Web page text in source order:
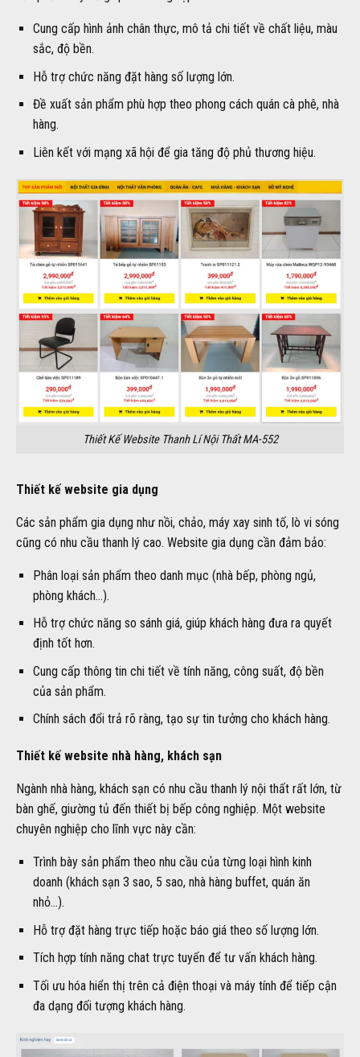
Cung cấp hình ảnh chân thực, mô tả chi tiết về chất liệu, màu
sắc, độ bền.
Hỗ trợ chức năng đặt hàng số lượng lớn.
Đề xuất sản phẩm phù hợp theo phong cách quán cà phê, nhà
hàng.
Liên kết với mạng xã hội để gia tăng độ phủ thương hiệu.
Thiết Kế Website Thanh Lí Nội Thất MA-552
Thiết kế website gia dụng
Các sản phẩm gia dụng như nồi, chảo, máy xay sinh tố, lò vi sóng
cũng có nhu cầu thanh lý cao. Website gia dụng cần đảm bảo:
Phân loại sản phẩm theo danh mục (nhà bếp, phòng ngủ,
phòng khách…).
Hỗ trợ chức năng so sánh giá, giúp khách hàng đưa ra quyết
định tốt hơn.
Cung cấp thông tin chi tiết về tính năng, công suất, độ bền
của sản phẩm.
Chính sách đổi trả rõ ràng, tạo sự tin tưởng cho khách hàng.
Thiết kế website nhà hàng, khách sạn
Ngành nhà hàng, khách sạn có nhu cầu thanh lý nội thất rất lớn, từ
bàn ghế, giường tủ đến thiết bị bếp công nghiệp. Một website
chuyên nghiệp cho lĩnh vực này cần:
Trình bày sản phẩm theo nhu cầu của từng loại hình kinh
doanh (khách sạn 3 sao, 5 sao, nhà hàng buffet, quán ăn
nhỏ…).
Hỗ trợ đặt hàng trực tiếp hoặc báo giá theo số lượng lớn.
Tích hợp tính năng chat trực tuyến để tư vấn khách hàng.
Tối ưu hóa hiển thị trên cả điện thoại và máy tính để tiếp cận
đa dạng đối tượng khách hàng.